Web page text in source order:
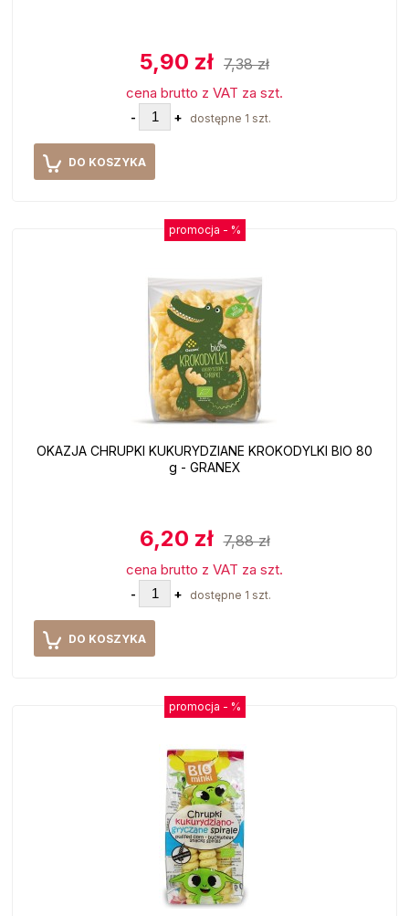
5,90 zł 7,38 zł
cena brutto z VAT za szt.
- + dostępne 1 szt.
DO KOSZYKA
OKAZJA CHRUPKI KUKURYDZIANE KROKODYLKI BIO 80
g - GRANEX
6,20 zł 7,88 zł
cena brutto z VAT za szt.
- + dostępne 1 szt.
DO KOSZYKA
promocja - %
promocja - %